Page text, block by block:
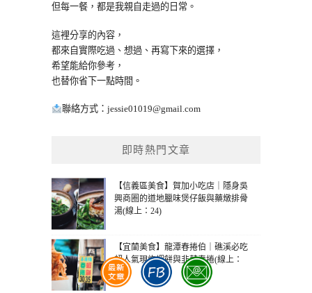
但每一餐，都是我親自走過的日常。
這裡分享的內容，
都來自實際吃過、想過、再寫下來的選擇，
希望能給你參考，
也替你省下一點時間。
聯絡方式： jessie01019@gmail.com
即時熱門文章
【信義區美食】賀加小吃店｜隱身吳
興商圈的道地臘味煲仔飯與藥燉排骨
湯(線上：24)
【宜蘭美食】龍潭春捲伯｜礁溪必吃
超人氣現炸蝦餅與韭菜春捲(線上：
20)